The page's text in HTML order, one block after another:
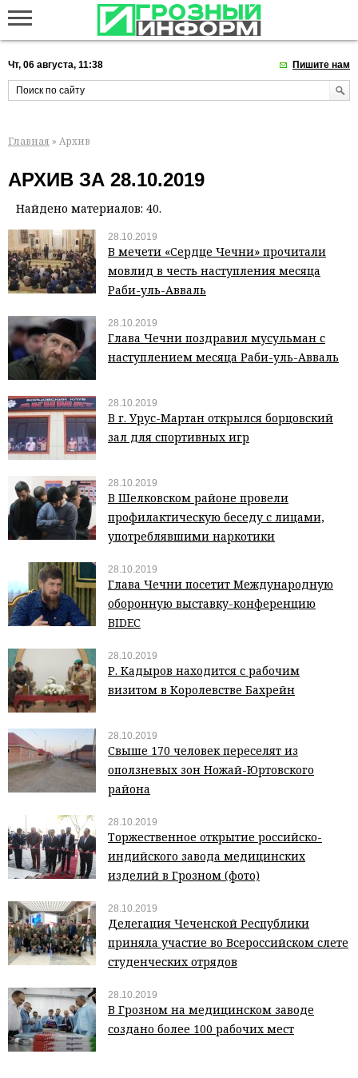
Чт, 06 августа, 11:38 Пишите нам
Главная » Архив
АРХИВ ЗА 28.10.2019
Найдено материалов: 40.
28.10.2019
В мечети «Сердце Чечни» прочитали
мовлид в честь наступления месяца
Раби-уль-Авваль
28.10.2019
Глава Чечни поздравил мусульман с
наступлением месяца Раби-уль-Авваль
28.10.2019
В г. Урус-Мартан открылся борцовский
зал для спортивных игр
28.10.2019
В Шелковском районе провели
профилактическую беседу с лицами,
употреблявшими наркотики
28.10.2019
Глава Чечни посетит Международную
оборонную выставку-конференцию
BIDEC
28.10.2019
Р. Кадыров находится с рабочим
визитом в Королевстве Бахрейн
28.10.2019
Свыше 170 человек переселят из
оползневых зон Ножай-Юртовского
района
28.10.2019
Торжественное открытие российско-
индийского завода медицинских
изделий в Грозном (фото)
28.10.2019
Делегация Чеченской Республики
приняла участие во Всероссийском слете
студенческих отрядов
28.10.2019
В Грозном на медицинском заводе
создано более 100 рабочих мест